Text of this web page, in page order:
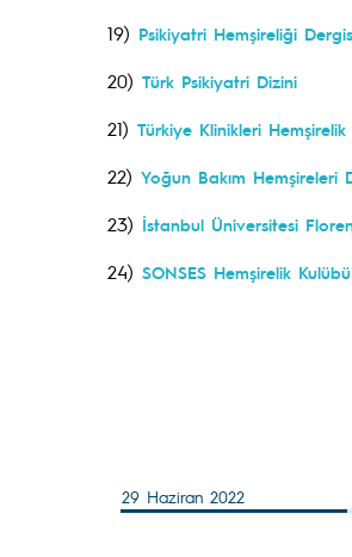
19) Psikiyatri Hemşireliği
20) Türk Psikiyatri Dizini
21) Türkiye Klinikleri Hemşirelik
22) Yoğun Bakım Hemşireleri
23) İstanbul Üniversitesi
24) SONSES Hemşirelik
29 Haziran 2022